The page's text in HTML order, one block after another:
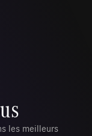
les meilleurs